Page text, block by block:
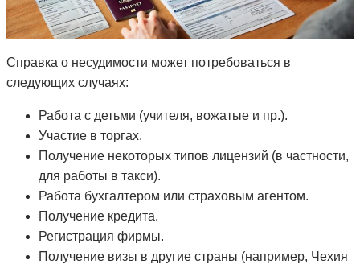
Справка о несудимости может потребоваться в
следующих случаях:
Работа с детьми (учителя, вожатые и пр.).
Участие в торгах.
Получение некоторых типов лицензий (в частности,
для работы в такси).
Работа бухгалтером или страховым агентом.
Получение кредита.
Регистрация фирмы.
Получение визы в другие страны (например, Чехия